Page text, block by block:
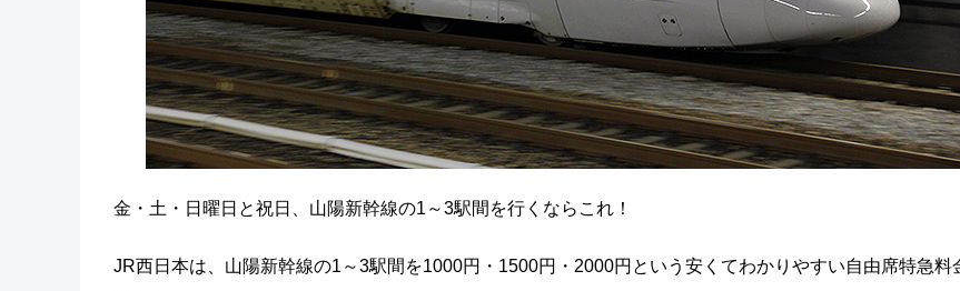
金・土・日曜日と祝日、山陽新幹線の1～3駅間を行くならこれ！
JR西日本は、山陽新幹線の1～3駅間を1000円・1500円・2000円という安くてわかりやすい自由席特急料